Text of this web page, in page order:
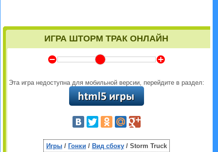
ИГРА ШТОРМ ТРАК ОНЛАЙН
Y Z
Эта игра недоступна для мобильной версии, перейдите в раздел:
Игры/ Гонки / Вид сбоку/ Storm Truck